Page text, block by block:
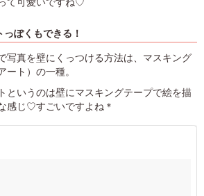
て可愛いですね♡
ぽくもできる！
写真を壁にくっつける方法は、マスキング
ート）の一種。
というのは壁にマスキングテープで絵を描
感じ♡すごいですよね＊